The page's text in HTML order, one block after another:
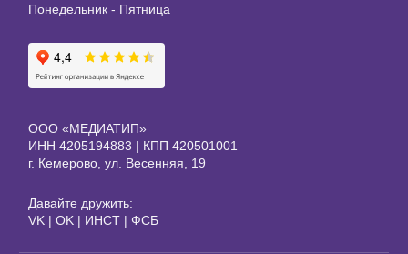
Понедельник - Пятница
ООО «МЕДИАТИП»
ИНН 4205194883 | КПП 420501001
г. Кемерово, ул. Весенняя, 19
Давайте дружить:
VK |OK | ИНСТ |ФСБ